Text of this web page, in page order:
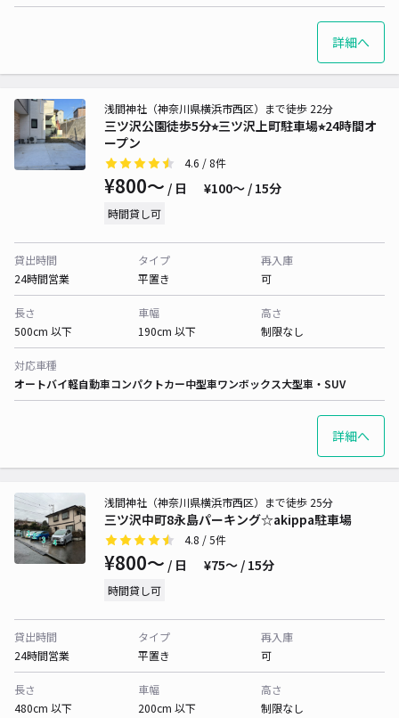
詳細へ
三ツ沢公園徒歩5分⭐︎三ツ沢上町駐車場⭐︎24時間オ
ープン
浅間神社（神奈川県横浜市西区）まで徒歩 22分
4.6 / 8件
¥800〜 / 日 ¥100〜 / 15分
時間貸し可
貸出時間
24時間営業
タイプ
平置き
再入庫
可
長さ
500cm 以下
車幅
190cm 以下
高さ
制限なし
対応車種
オートバイ軽自動車コンパクトカー中型車ワンボックス大型車・SUV
詳細へ
三ツ沢中町8永島パーキング☆akippa駐車場
浅間神社（神奈川県横浜市西区）まで徒歩 25分
4.8 / 5件
¥800〜 / 日 ¥75〜 / 15分
時間貸し可
貸出時間
24時間営業
タイプ
平置き
再入庫
可
長さ
480cm 以下
車幅
200cm 以下
高さ
制限なし